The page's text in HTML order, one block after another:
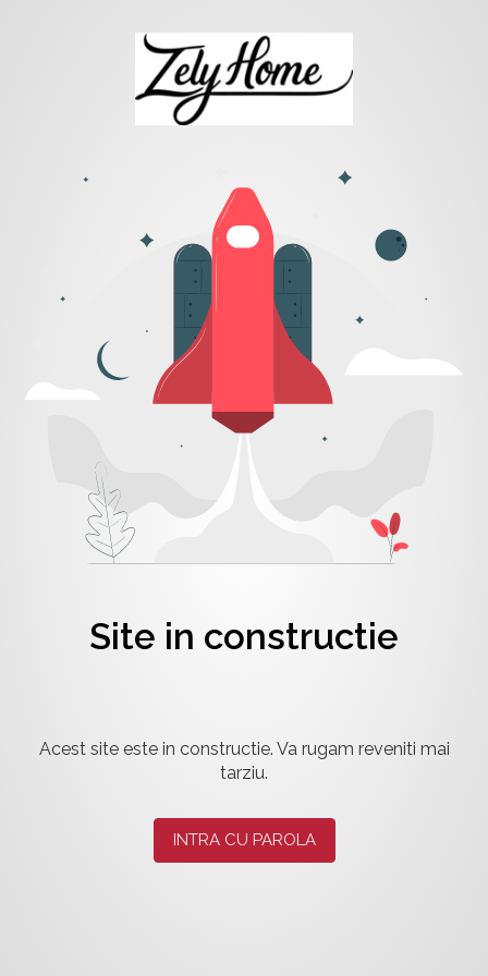
Site in constructie
Acest site este in constructie. Va rugam reveniti mai
tarziu.
INTRA CU PAROLA